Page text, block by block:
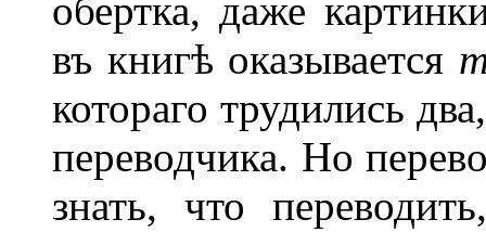
обертка, даже
въ книгѣ оказывается
котораго трудились
переводчика. Но
знать, что